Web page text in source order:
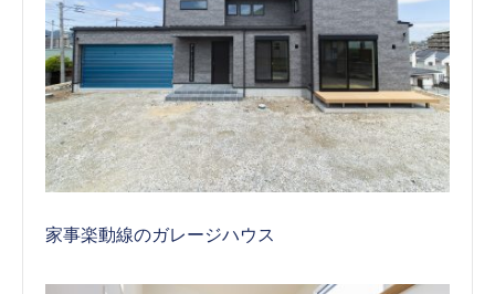
家事楽動線のガレージハウス